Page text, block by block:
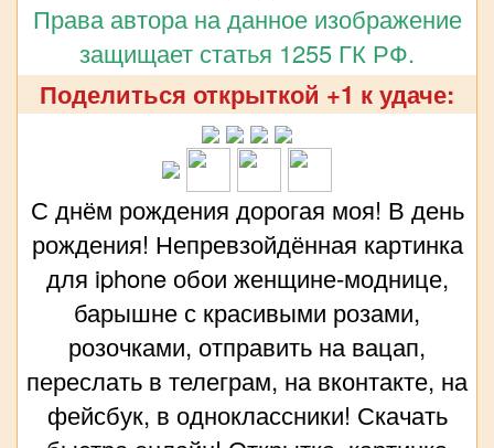
Права автора на данное изображение
защищает статья 1255 ГК РФ.
Поделиться открыткой +1 к удаче:
С днём рождения дорогая моя! В день
рождения! Непревзойдённая картинка
для iphone обои женщине-моднице,
барышне с красивыми розами,
розочками, отправить на вацап,
переслать в телеграм, на вконтакте, на
фейсбук, в одноклассники! Скачать